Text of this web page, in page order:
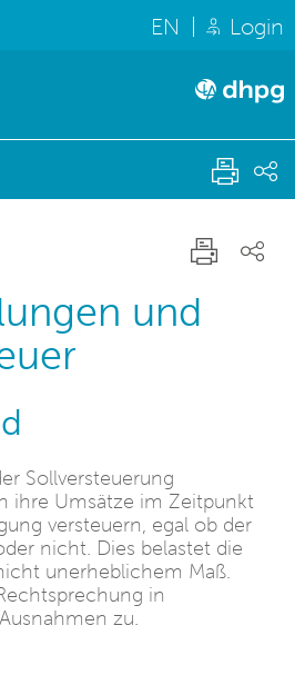
EN Login
und
Sollversteuerung
ihre Umsätze im Zeitpunkt
versteuern, egal ob der
nicht. Dies belastet die
unerheblichem Maß.
in
zu.